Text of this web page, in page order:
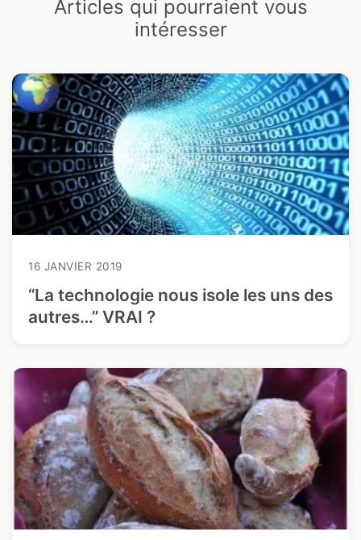
Articles qui pourraient vous
intéresser
16 JANVIER 2019
“La technologie nous isole les uns des
autres…” VRAI ?